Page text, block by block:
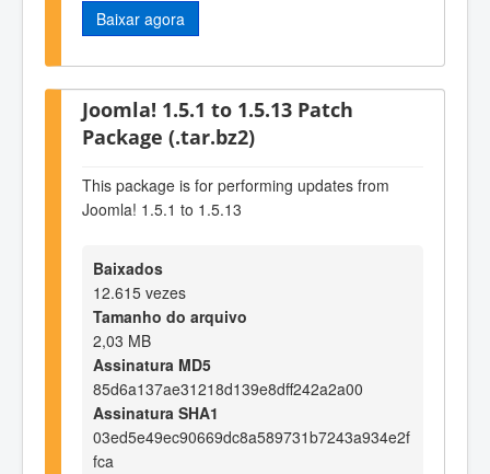
Baixar agora
Joomla! 1.5.1 to 1.5.13 Patch
Package (.tar.bz2)
This package is for performing updates from
Joomla! 1.5.1 to 1.5.13
Baixados
12.615 vezes
Tamanho do arquivo
2,03 MB
Assinatura MD5
85d6a137ae31218d139e8dff242a2a00
Assinatura SHA1
03ed5e49ec90669dc8a589731b7243a934e2f
fca